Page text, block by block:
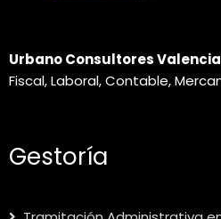
Urbano Consultores
Fiscal, Laboral, Contable,
Gestoría